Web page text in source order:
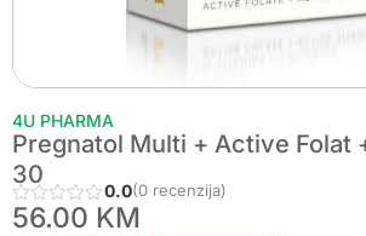
4U PHARMA
Pregnatol Multi + Active Folat
30
0.0(0 recenzija)
56.00 KM